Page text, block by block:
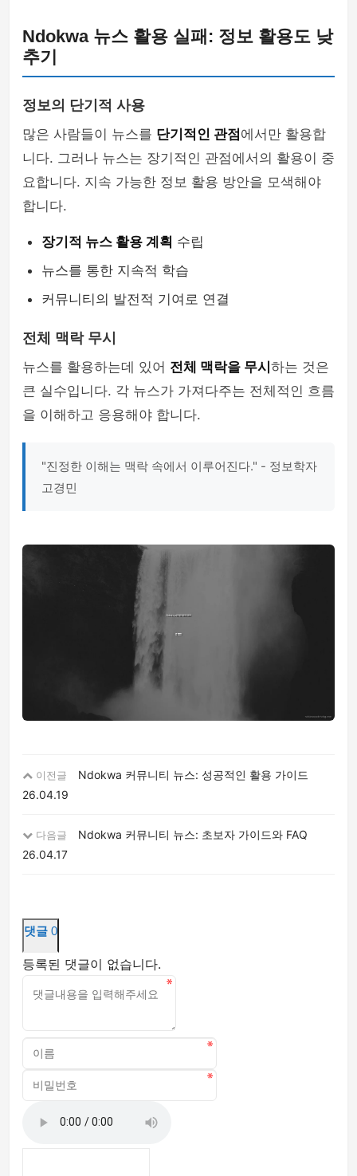
Ndokwa 뉴스 활용 실패: 정보 활용도 낮
추기
정보의 단기적 사용
많은 사람들이 뉴스를 단기적인 관점에서만 활용합
니다. 그러나 뉴스는 장기적인 관점에서의 활용이 중
요합니다. 지속 가능한 정보 활용 방안을 모색해야
합니다.
장기적 뉴스 활용 계획 수립
뉴스를 통한 지속적 학습
커뮤니티의 발전적 기여로 연결
전체 맥락 무시
뉴스를 활용하는데 있어 전체 맥락을 무시 하는 것은
큰 실수입니다. 각 뉴스가 가져다주는 전체적인 흐름
을 이해하고 응용해야 합니다.
"진정한 이해는 맥락 속에서 이루어진다." - 정보학자
고경민
이전글
Ndokwa 커뮤니티 뉴스: 성공적인 활용 가이드
26.04.19
다음글
Ndokwa 커뮤니티 뉴스: 초보자 가이드와 FAQ
26.04.17
댓글 0
등록된 댓글이 없습니다.